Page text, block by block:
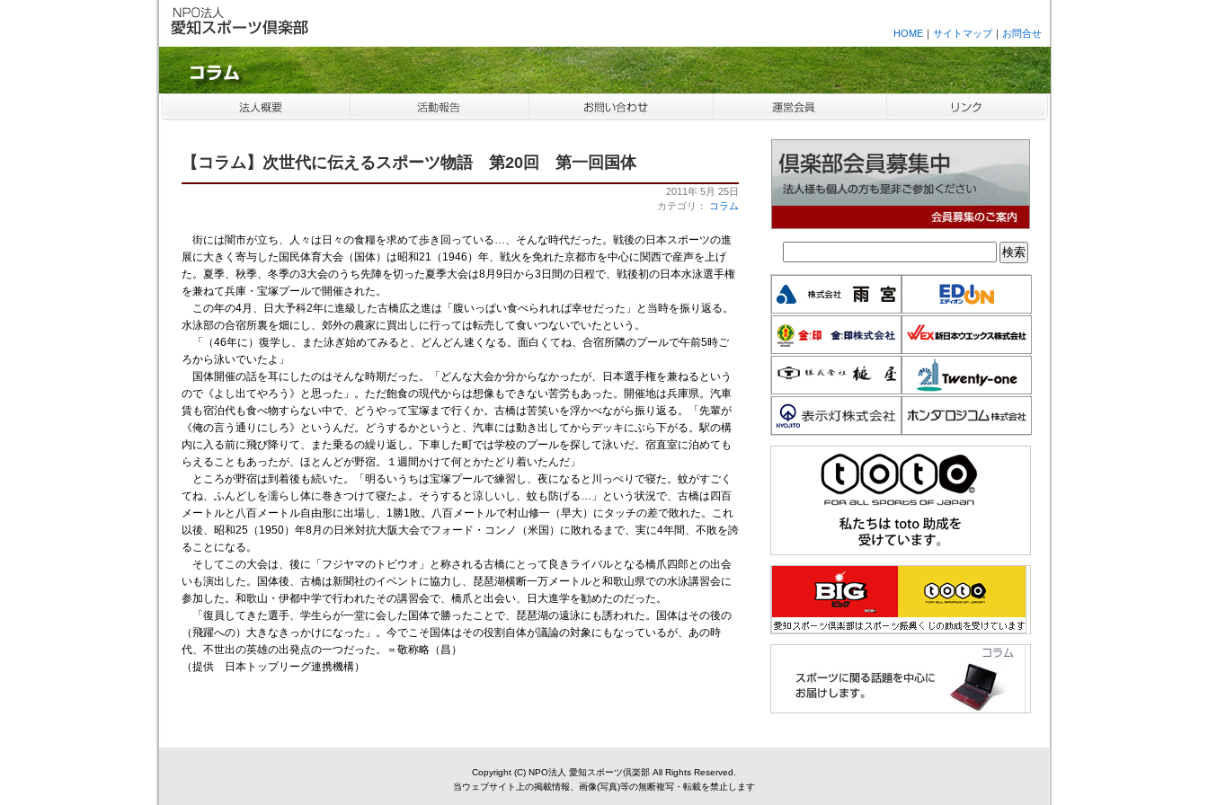
HOME ｜ サイトマップ｜ お問合せ
【コラム】次世代に伝えるスポーツ物語 第20回 第一回国体
2011年 5月 25日
カテゴリ：
コラム
街には闇市が立ち、人々は日々の食糧を求めて歩き回っている…、そんな時代だった。戦後の日本スポーツの進
展に大きく寄与した国民体育大会（国体）は昭和21（1946）年、戦火を免れた京都市を中心に関西で産声を上げ
た。夏季、秋季、冬季の3大会のうち先陣を切った夏季大会は8月9日から3日間の日程で、戦後初の日本水泳選手権
を兼ねて兵庫・宝塚プールで開催された。
この年の4月、日大予科2年に進級した古橋広之進は「腹いっぱい食べられれば幸せだった」と当時を振り返る。
水泳部の合宿所裏を畑にし、郊外の農家に買出しに行っては転売して食いつないでいたという。
「（46年に）復学し、また泳ぎ始めてみると、どんどん速くなる。面白くてね、合宿所隣のプールで午前5時ご
ろから泳いでいたよ」
国体開催の話を耳にしたのはそんな時期だった。「どんな大会か分からなかったが、日本選手権を兼ねるという
ので《よし出てやろう》と思った」。ただ飽食の現代からは想像もできない苦労もあった。開催地は兵庫県。汽車
賃も宿泊代も食べ物すらない中で、どうやって宝塚まで行くか。古橋は苦笑いを浮かべながら振り返る。「先輩が
《俺の言う通りにしろ》というんだ。どうするかというと、汽車には動き出してからデッキにぶら下がる。駅の構
内に入る前に飛び降りて、また乗るの繰り返し。下車した町では学校のプールを探して泳いだ。宿直室に泊めても
らえることもあったが、ほとんどが野宿。１週間かけて何とかたどり着いたんだ」
ところが野宿は到着後も続いた。「明るいうちは宝塚プールで練習し、夜になると川っぺりで寝た。蚊がすごく
てね、ふんどしを濡らし体に巻きつけて寝たよ。そうすると涼しいし、蚊も防げる…」という状況で、古橋は四百
メートルと八百メートル自由形に出場し、1勝1敗。八百メートルで村山修一（早大）にタッチの差で敗れた。これ
以後、昭和25（1950）年8月の日米対抗大阪大会でフォード・コンノ（米国）に敗れるまで、実に4年間、不敗を誇
ることになる。
そしてこの大会は、後に「フジヤマのトビウオ」と称される古橋にとって良きライバルとなる橋爪四郎との出会
いも演出した。国体後、古橋は新聞社のイベントに協力し、琵琶湖横断一万メートルと和歌山県での水泳講習会に
参加した。和歌山・伊都中学で行われたその講習会で、橋爪と出会い、日大進学を勧めたのだった。
「復員してきた選手、学生らが一堂に会した国体で勝ったことで、琵琶湖の遠泳にも誘われた。国体はその後の
（飛躍への）大きなきっかけになった」。今でこそ国体はその役割自体が議論の対象にもなっているが、あの時
代、不世出の英雄の出発点の一つだった。＝敬称略（昌）
（提供 日本トップリーグ連携機構）
Copyright (C) NPO法人 愛知スポーツ倶楽部 All Rights Reserved.
当ウェブサイト上の掲載情報、画像(写真)等の無断複写・転載を禁止します